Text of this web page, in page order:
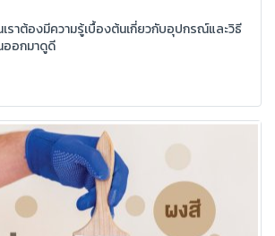
เราต้องมีความรู้เบื้องต้นเกี่ยวกับอุปกรณ์และวิธี
ออกมาดูดี